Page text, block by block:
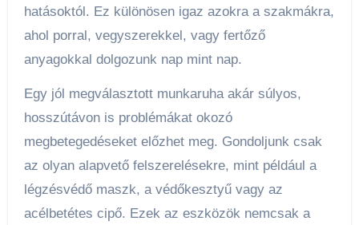
hatásoktól. Ez különösen igaz azokra a szakmákra,
ahol porral, vegyszerekkel, vagy fertőző
anyagokkal dolgozunk nap mint nap.
Egy jól megválasztott munkaruha akár súlyos,
hosszútávon is problémákat okozó
megbetegedéseket előzhet meg. Gondoljunk csak
az olyan alapvető felszerelésekre, mint például a
légzésvédő maszk, a védőkesztyű vagy az
acélbetétes cipő. Ezek az eszközök nemcsak a